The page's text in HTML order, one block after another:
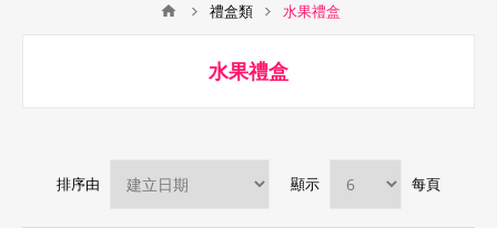
禮盒類 水果禮盒
水果禮盒
排序由 顯示 每頁